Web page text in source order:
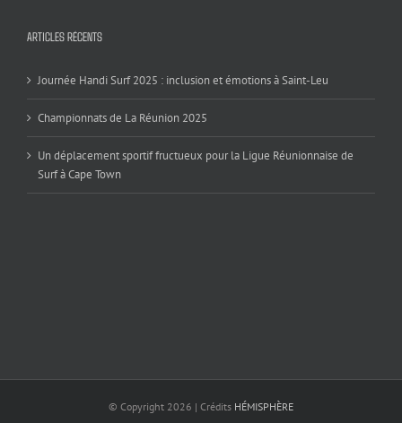
ARTICLES RÉCENTS
Journée Handi Surf 2025 : inclusion et émotions à Saint-Leu
Championnats de La Réunion 2025
Un déplacement sportif fructueux pour la Ligue Réunionnaise de
Surf à Cape Town
© Copyright 2026 | Crédits HÉMISPHÈRE